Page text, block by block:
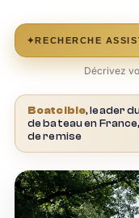
✦RECHERCHE
Décrivez
Boatcible, leader
de bateau en
de remise